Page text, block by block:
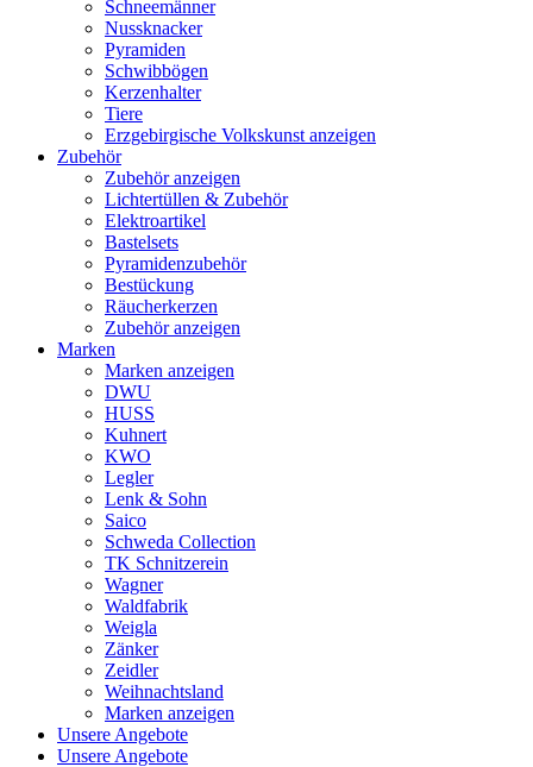
Schneemänner
Nussknacker
Pyramiden
Schwibbögen
Kerzenhalter
Tiere
Erzgebirgische Volkskunst anzeigen
Zubehör
Zubehör anzeigen
Lichtertüllen & Zubehör
Elektroartikel
Bastelsets
Pyramidenzubehör
Bestückung
Räucherkerzen
Zubehör anzeigen
Marken
Marken anzeigen
DWU
HUSS
Kuhnert
KWO
Legler
Lenk & Sohn
Saico
Schweda Collection
TK Schnitzerein
Wagner
Waldfabrik
Weigla
Zänker
Zeidler
Weihnachtsland
Marken anzeigen
Unsere Angebote
Unsere Angebote